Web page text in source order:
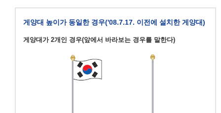
게양대 높이가 동일한 경우('08.7.17. 이전에 설치한 게양대)
게양대가 2개인 경우(앞에서 바라보는 경우를 말한다)